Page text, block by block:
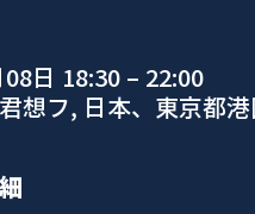
日 18:30 – 22:00
想フ, 日本、東京都